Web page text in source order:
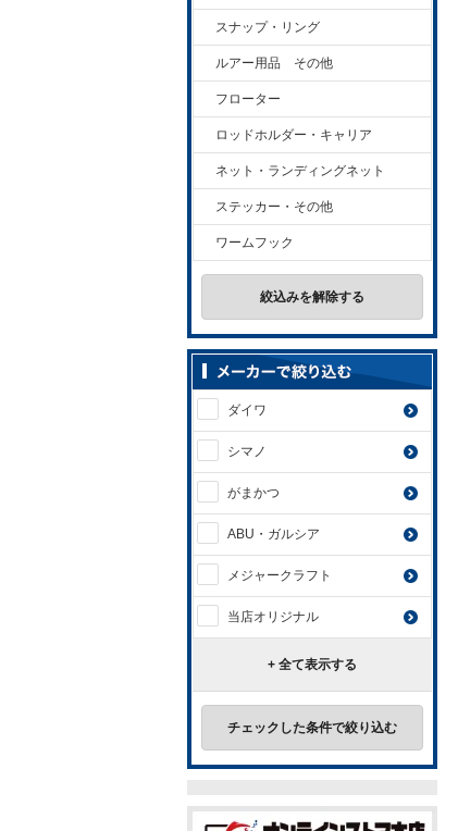
スナップ・リング
ルアー用品 その他
フローター
ロッドホルダー・キャリア
ネット・ランディングネット
ステッカー・その他
ワームフック
絞込みを解除する
ダイワ
シマノ
がまかつ
ABU・ガルシア
メジャークラフト
当店オリジナル
+ 全て表示する
チェックした条件で絞り込む